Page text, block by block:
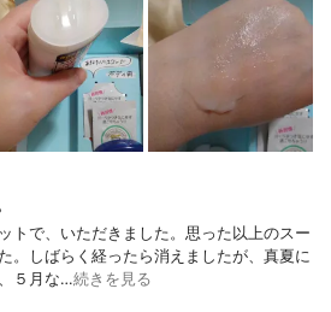
トで、いただきました。思った以上のスー
。しばらく経ったら消えましたが、真夏に
５月な…続きを見る